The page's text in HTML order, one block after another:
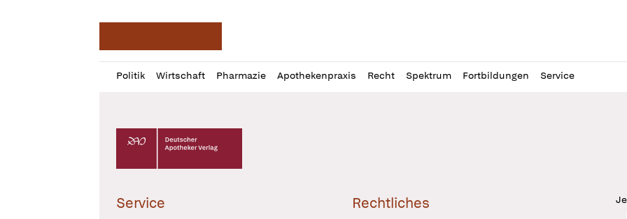
Politik Wirtschaft Pharmazie Apothekenpraxis Recht Spektrum Fortbildungen Service
Profil
öffnen
Daz
Pur
Deutscher Apotheker Verlag Logo
Service Rechtliches